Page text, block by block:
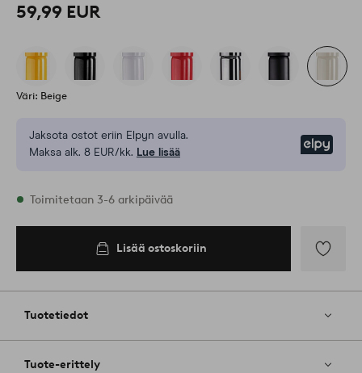
59,99 EUR
Väri: Beige
Jaksota ostot eriin Elpyn avulla.
Maksa alk. 8 EUR/kk. Lue lisää
Varastossa
Toimitetaan 3-6 arkipäivää
Lisää ostoskoriin
Tuotetiedot
Tuote-erittely